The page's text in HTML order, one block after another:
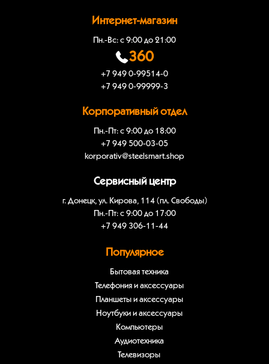
Интернет-магазин
Пн.-Вс: с 9:00 до 21:00
360
+7 949 0-99514-0
+7 949 0-99999-3
Корпоративный отдел
Пн.-Пт: с 9:00 до 18:00
+7 949 500-03-05
korporativ@steelsmart.shop
Сервисный центр
г. Донецк, ул. Кирова, 114 (пл. Свободы)
Пн.-Пт: с 9:00 до 17:00
+7 949 306-11-44
Популярное
Бытовая техника
Телефония и аксессуары
Планшеты и аксессуары
Ноутбуки и аксессуары
Компьютеры
Аудиотехника
Телевизоры